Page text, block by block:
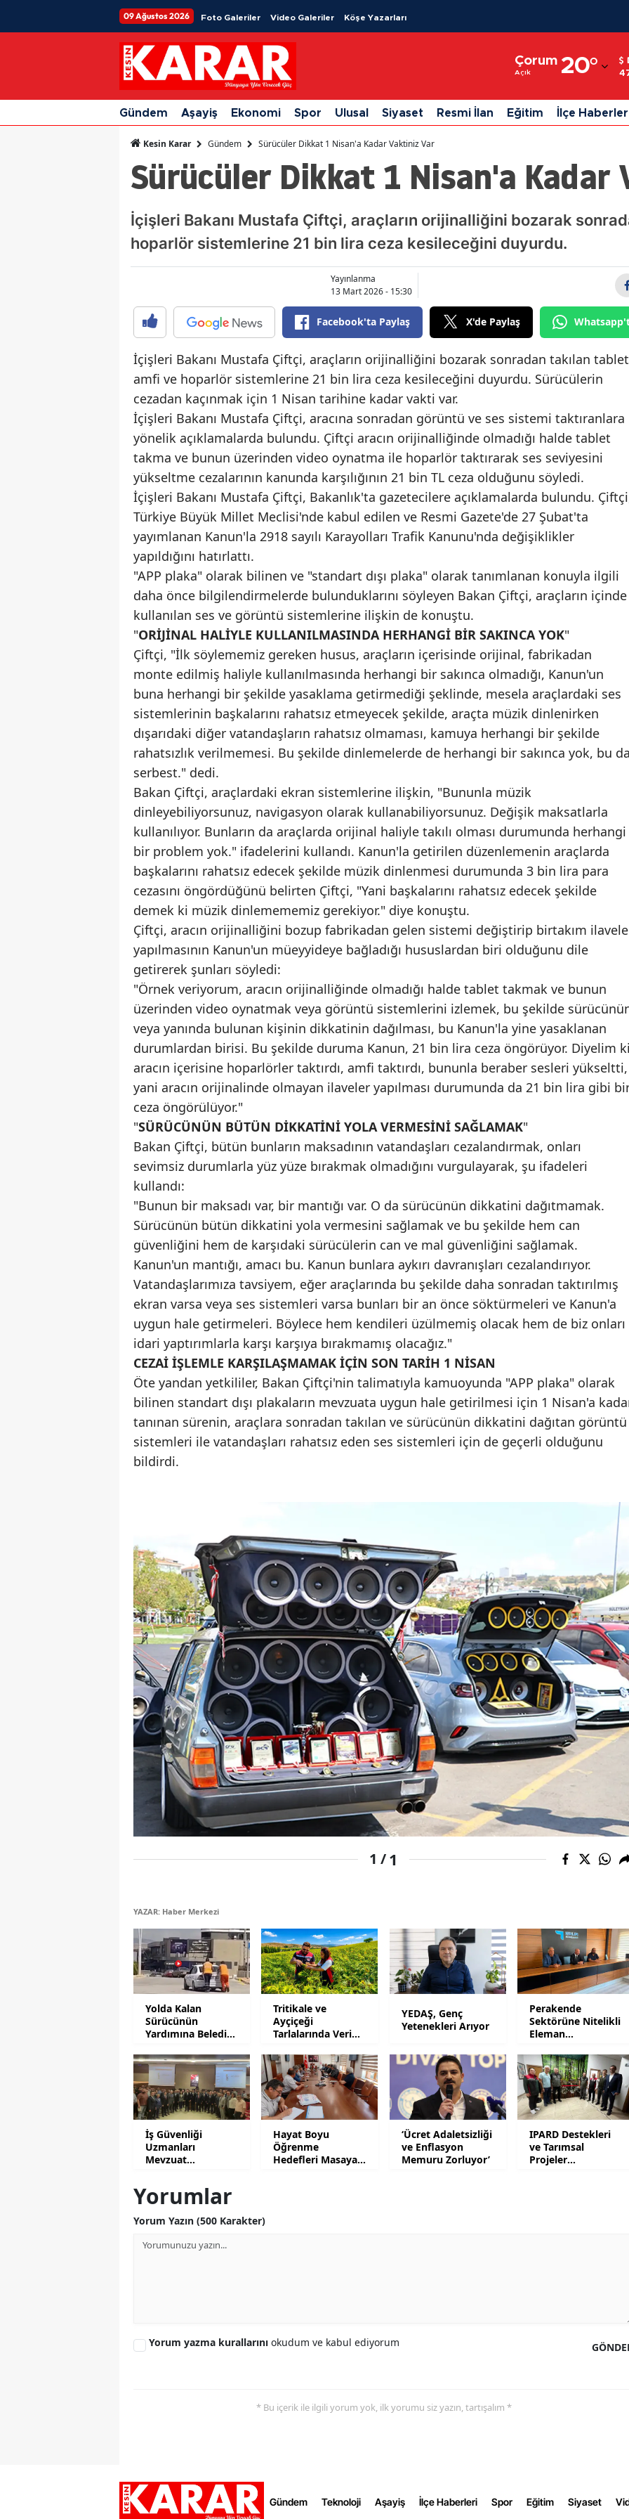
09 Ağustos 2026 Foto Galeriler Video Galeriler Köşe Yazarları
Çorum
Açık 20°
Adıyaman
Afyonkarahisar
Ağrı
Ankara
Antalya
Artvin
Bilecik
Bingöl
Bitlis
Bolu
Burdur
Bursa
Çanakkale
Çankırı
Edirne
Elazığ
Erzincan
Erzurum
Eskişehir
Gaziantep
Giresun
Gümüşhane
Hakkari
Isparta
İstanbul
Kars
Kastamonu
Kırşehir
Konya
Kütahya
Malatya
Manisa
Muğla
Muş
Samsun
Siirt
Sinop
Sivas
Tekirdağ
Tokat
Trabzon
Tunceli
Şanlıurfa
Uşak
Zonguldak
Aksaray
Bayburt
Karaman
Kırıkkale
Batman
Şırnak
Bartın
Gündem Aşayiş Ekonomi Spor Ulusal Siyaset Resmi İlan Eğitim İlçe
Kesin Karar Gündem Sürücüler Dikkat 1 Nisan'a Kadar Vaktiniz Var
Sürücüler Dikkat 1 Nisan'a Kadar
İçişleri Bakanı Mustafa Çiftçi, araçların orijinalliğini bozarak
hoparlör sistemlerine 21 bin lira ceza kesileceğini duyurdu.
Yayınlanma
13 Mart 2026 - 15:30
Facebook'ta Paylaş X'de Paylaş
İçişleri Bakanı Mustafa Çiftçi, araçların orijinalliğini bozarak sonradan takılan
amfi ve hoparlör sistemlerine 21 bin lira ceza kesileceğini duyurdu. Sürücülerin
cezadan kaçınmak için 1 Nisan tarihine kadar vakti var.
İçişleri Bakanı Mustafa Çiftçi, aracına sonradan görüntü ve ses sistemi taktıranlara
yönelik açıklamalarda bulundu. Çiftçi aracın orijinalliğinde olmadığı halde tablet
takma ve bunun üzerinden video oynatma ile hoparlör taktırarak ses seviyesini
yükseltme cezalarının kanunda karşılığının 21 bin TL ceza olduğunu söyledi.
İçişleri Bakanı Mustafa Çiftçi, Bakanlık'ta gazetecilere açıklamalarda bulundu.
Türkiye Büyük Millet Meclisi'nde kabul edilen ve Resmi Gazete'de 27 Şubat'ta
yayımlanan Kanun'la 2918 sayılı Karayolları Trafik Kanunu'nda değişiklikler
yapıldığını hatırlattı.
"APP plaka" olarak bilinen ve "standart dışı plaka" olarak tanımlanan konuyla ilgili
daha önce bilgilendirmelerde bulunduklarını söyleyen Bakan Çiftçi, araçların içinde
kullanılan ses ve görüntü sistemlerine ilişkin de konuştu.
"ORİJİNAL HALİYLE KULLANILMASINDA HERHANGİ BİR SAKINCA YOK"
Çiftçi, "İlk söylememiz gereken husus, araçların içerisinde orijinal, fabrikadan
monte edilmiş haliyle kullanılmasında herhangi bir sakınca olmadığı, Kanun'un
buna herhangi bir şekilde yasaklama getirmediği şeklinde, mesela araçlardaki ses
sistemlerinin başkalarını rahatsız etmeyecek şekilde, araçta müzik dinlenirken
dışarıdaki diğer vatandaşların rahatsız olmaması, kamuya herhangi bir şekilde
rahatsızlık verilmemesi. Bu şekilde dinlemelerde de herhangi bir sakınca yok, bu
serbest." dedi.
Bakan Çiftçi, araçlardaki ekran sistemlerine ilişkin, "Bununla müzik
dinleyebiliyorsunuz, navigasyon olarak kullanabiliyorsunuz. Değişik maksatlarla
kullanılıyor. Bunların da araçlarda orijinal haliyle takılı olması durumunda herhangi
bir problem yok." ifadelerini kullandı. Kanun'la getirilen düzenlemenin araçlarda
başkalarını rahatsız edecek şekilde müzik dinlenmesi durumunda 3 bin lira para
cezasını öngördüğünü belirten Çiftçi, "Yani başkalarını rahatsız edecek şekilde
demek ki müzik dinlemememiz gerekiyor." diye konuştu.
Çiftçi, aracın orijinalliğini bozup fabrikadan gelen sistemi değiştirip birtakım
yapılmasının Kanun'un müeyyideye bağladığı hususlardan biri olduğunu dile
getirerek şunları söyledi:
"Örnek veriyorum, aracın orijinalliğinde olmadığı halde tablet takmak ve bunun
üzerinden video oynatmak veya görüntü sistemlerini izlemek, bu şekilde
veya yanında bulunan kişinin dikkatinin dağılması, bu Kanun'la yine yasaklanan
durumlardan birisi. Bu şekilde duruma Kanun, 21 bin lira ceza öngörüyor. Diyelim
aracın içerisine hoparlörler taktırdı, amfi taktırdı, bununla beraber sesleri yükseltti,
yani aracın orijinalinde olmayan ilaveler yapılması durumunda da 21 bin lira gibi
ceza öngörülüyor."
"SÜRÜCÜNÜN BÜTÜN DİKKATİNİ YOLA VERMESİNİ SAĞLAMAK"
Bakan Çiftçi, bütün bunların maksadının vatandaşları cezalandırmak, onları
sevimsiz durumlarla yüz yüze bırakmak olmadığını vurgulayarak, şu ifadeleri
kullandı:
"Bunun bir maksadı var, bir mantığı var. O da sürücünün dikkatini dağıtmamak.
Sürücünün bütün dikkatini yola vermesini sağlamak ve bu şekilde hem can
güvenliğini hem de karşıdaki sürücülerin can ve mal güvenliğini sağlamak.
Kanun'un mantığı, amacı bu. Kanun bunlara aykırı davranışları cezalandırıyor.
Vatandaşlarımıza tavsiyem, eğer araçlarında bu şekilde daha sonradan taktırılmış
ekran varsa veya ses sistemleri varsa bunları bir an önce söktürmeleri ve Kanun'a
uygun hale getirmeleri. Böylece hem kendileri üzülmemiş olacak hem de biz onları
idari yaptırımlarla karşı karşıya bırakmamış olacağız."
CEZAİ İŞLEMLE KARŞILAŞMAMAK İÇİN SON TARİH 1 NİSAN
Öte yandan yetkililer, Bakan Çiftçi'nin talimatıyla kamuoyunda "APP plaka" olarak
bilinen standart dışı plakaların mevzuata uygun hale getirilmesi için 1 Nisan'a
tanınan sürenin, araçlara sonradan takılan ve sürücünün dikkatini dağıtan görüntü
sistemleri ile vatandaşları rahatsız eden ses sistemleri için de geçerli olduğunu
bildirdi.
1 /1
YAZAR: Haber Merkezi
Yolda Kalan
Sürücünün
Yardımına Belediye
Tritikale ve
Ayçiçeği
Tarlalarında Verim
YEDAŞ, Genç
Yetenekleri Arıyor
Perakende
Sektörüne Nitelikli
Eleman
İş Güvenliği
Uzmanları
Mevzuat
Hayat Boyu
Öğrenme
Hedefleri Masaya
‘Ücret Adaletsizliği
ve Enflasyon
Memuru Zorluyor’
IPARD Destekleri
ve Tarımsal
Projeler
Yorumlar
Yorum Yazın (500 Karakter)
Yorum yazma kurallarını okudum ve kabul ediyorum
* Bu içerik ile ilgili yorum yok, ilk yorumu siz yazın, tartışalım *
Gündem Teknoloji Aşayiş İlçe Haberleri Spor Eğitim Siyaset